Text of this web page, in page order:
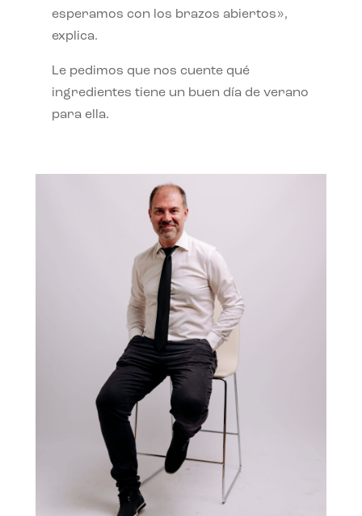
esperamos con los brazos abiertos»,
explica.
Le pedimos que nos cuente qué
ingredientes tiene un buen día de verano
para ella.